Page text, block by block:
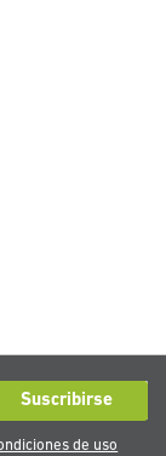
Suscribirse
de uso